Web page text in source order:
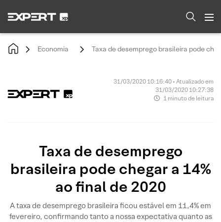
Economia Taxa de desemprego brasileira pode
31/03/2020 10:16:40 • Atualizado em
31/03/2020 10:27:38
1 minuto de leitura
Taxa de desemprego
brasileira pode chegar a 14%
ao final de 2020
A taxa de desemprego brasileira ficou estável em 11,4% em
fevereiro, confirmando tanto a nossa expectativa quanto as